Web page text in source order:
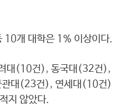
10개 대학은 1% 이상이다.
대(10건), 동국대(32건),
대(23건), 연세대(10건)
지 않았다.